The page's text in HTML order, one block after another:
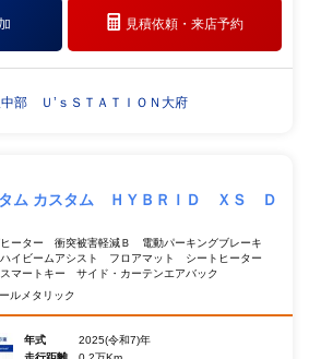
見積依頼・来店予約
中部 Ｕ’ｓＳＴＡＴＩＯＮ大府
タム カスタム ＨＹＢＲＩＤ ＸＳ Ｄ
ーター 衝突被害軽減Ｂ 電動パーキングブレーキ
イビームアシスト フロアマット シートヒーター
マートキー サイド・カーテンエアバック
ルメタリック
年式
2025(令和7)年